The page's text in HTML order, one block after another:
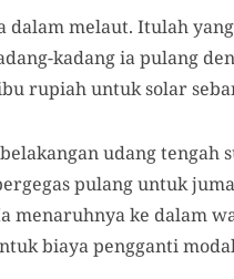
dalam melaut. Itulah
kadang ia pulang
rupiah untuk solar
udang tengah
pulang untuk
menaruhnya ke dalam
biaya pengganti